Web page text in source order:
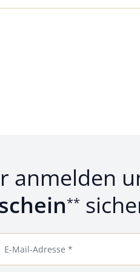
anmelden
**
E-Mail-Adresse *